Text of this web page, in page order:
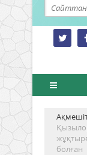
болған